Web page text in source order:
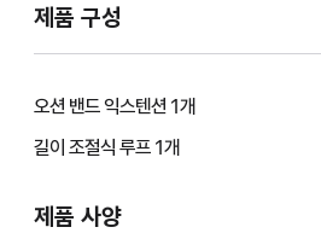
제품 구성
오션 밴드 익스텐션 1개
길이 조절식 루프 1개
제품 사양